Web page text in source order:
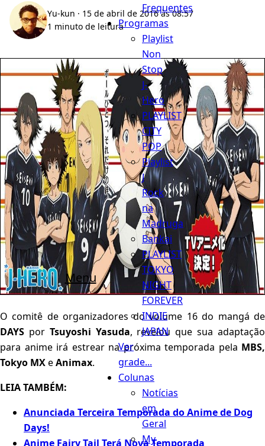
Menu
Frequentes
Programas
Playlist
Non
Stop
J-
Hero
PLAYLIST
CITY
POP
Playlist
J
Rock
na
Madruga
Bankai
PLAYLIST
TOKYO
NIGHT
FOREVER
INDIE
JAPAN
Ver
grade...
Colunas
Notícias
em
Geral
My
Yu-kun · 15 de abril de 2016 às 08:57
1 minuto de leitura
O comitê de organizadores do volume 16 do mangá de
DAYS por Tsuyoshi Yasuda, revelou que sua adaptação
para anime irá estrear na próxima temporada pela MBS,
Tokyo MXeAnimax.
LEIA TAMBÉM:
Anunciada Terceira Temporada do Anime de Dog
Days!
Anime Fairy Tail Terá Nova Temporada